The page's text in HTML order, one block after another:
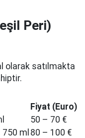
Peri)
olarak satılmakta
Fiyat (Euro)
50 – 70 €
ml 80 – 100 €